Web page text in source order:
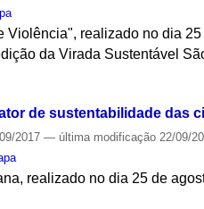
Violência", realizado no dia
da Virada Sustentável
de sustentabilidade das
2017— última modificação 22/09/
realizado no dia 25 de